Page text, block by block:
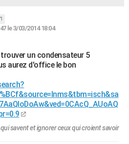
le 3/03/2014 18:04
un condensateur 5
aurez d'office le bon
savent et ignorer ceux qui croient savoir